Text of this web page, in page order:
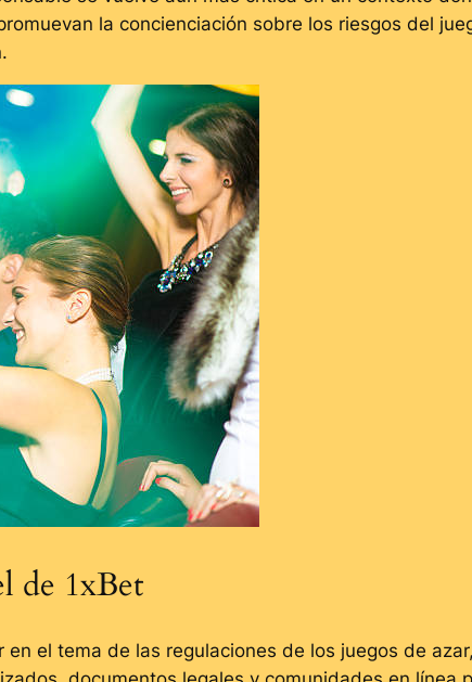
la concienciación sobre los riesgos del
de 1xBet
el tema de las regulaciones de los juegos de